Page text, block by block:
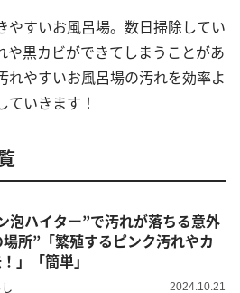
やすいお風呂場。数日掃除してい
や黒カビができてしまうことがあ
れやすいお風呂場の汚れを効率よ
ていきます！
泡ハイター”で汚れが落ちる意外
所”「繁殖するピンク汚れやカ
」「簡単」
2024.10.21